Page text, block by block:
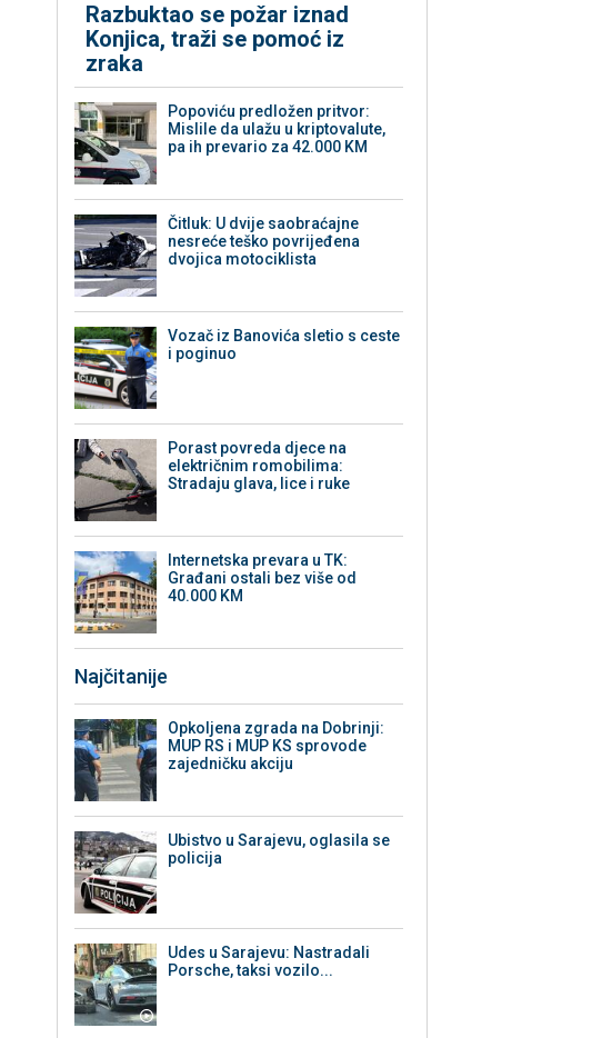
Razbuktao se požar iznad
Konjica, traži se pomoć iz
zraka
Popoviću predložen pritvor:
Mislile da ulažu u kriptovalute,
pa ih prevario za 42.000 KM
Čitluk: U dvije saobraćajne
nesreće teško povrijeđena
dvojica motociklista
Vozač iz Banovića sletio s ceste
i poginuo
Porast povreda djece na
električnim romobilima:
Stradaju glava, lice i ruke
Internetska prevara u TK:
Građani ostali bez više od
40.000 KM
Najčitanije
Opkoljena zgrada na Dobrinji:
MUP RS i MUP KS sprovode
zajedničku akciju
Ubistvo u Sarajevu, oglasila se
policija
Udes u Sarajevu: Nastradali
Porsche, taksi vozilo...